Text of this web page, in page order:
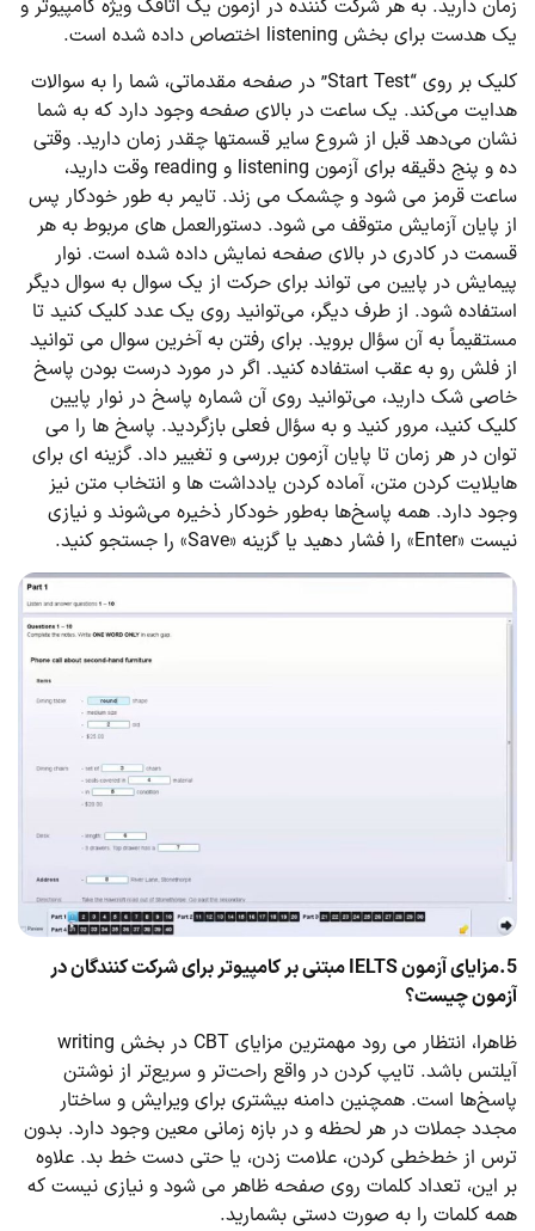
زمان دارید. به هر شرکت کننده در آزمون یک اتاقک ویژه کامپیوتر و
یک هدست برای بخش listening اختصاص داده شده است.
کلیک بر روی “Start Test” در صفحه مقدماتی، شما را به سوالات
هدایت می‌کند. یک ساعت در بالای صفحه وجود دارد که به شما
نشان می‌دهد قبل از شروع سایر قسمتها چقدر زمان دارید. وقتی
ده و پنج دقیقه برای آزمون listening و reading وقت دارید،
ساعت قرمز می شود و چشمک می زند. تایمر به طور خودکار پس
از پایان آزمایش متوقف می شود. دستورالعمل های مربوط به هر
قسمت در کادری در بالای صفحه نمایش داده شده است. نوار
پیمایش در پایین می تواند برای حرکت از یک سوال به سوال دیگر
استفاده شود. از طرف دیگر، می‌توانید روی یک عدد کلیک کنید تا
مستقیماً به آن سؤال بروید. برای رفتن به آخرین سوال می توانید
از فلش رو به عقب استفاده کنید. اگر در مورد درست بودن پاسخ
خاصی شک دارید، می‌توانید روی آن شماره پاسخ در نوار پایین
کلیک کنید، مرور کنید و به سؤال فعلی بازگردید. پاسخ ها را می
توان در هر زمان تا پایان آزمون بررسی و تغییر داد. گزینه ای برای
هایلایت کردن متن، آماده کردن یادداشت ها و انتخاب متن نیز
وجود دارد. همه پاسخ‌ها به‌طور خودکار ذخیره می‌شوند و نیازی
نیست «Enter» را فشار دهید یا گزینه «Save» را جستجو کنید.
5.مزایای آزمون
مبتنی بر کامپیوتر برای شرکت کنندگان در
آزمون چیست؟
ظاهرا، انتظار می رود مهمترین مزایای CBT در بخش writing
آیلتس باشد. تایپ کردن در واقع راحت‌تر و سریع‌تر از نوشتن
پاسخ‌ها است. همچنین دامنه بیشتری برای ویرایش و ساختار
مجدد جملات در هر لحظه و در بازه زمانی معین وجود دارد. بدون
ترس از خط‌خطی کردن، علامت زدن، یا حتی دست خط بد. علاوه
بر این، تعداد کلمات روی صفحه ظاهر می شود و نیازی نیست که
همه کلمات را به صورت دستی بشمارید.